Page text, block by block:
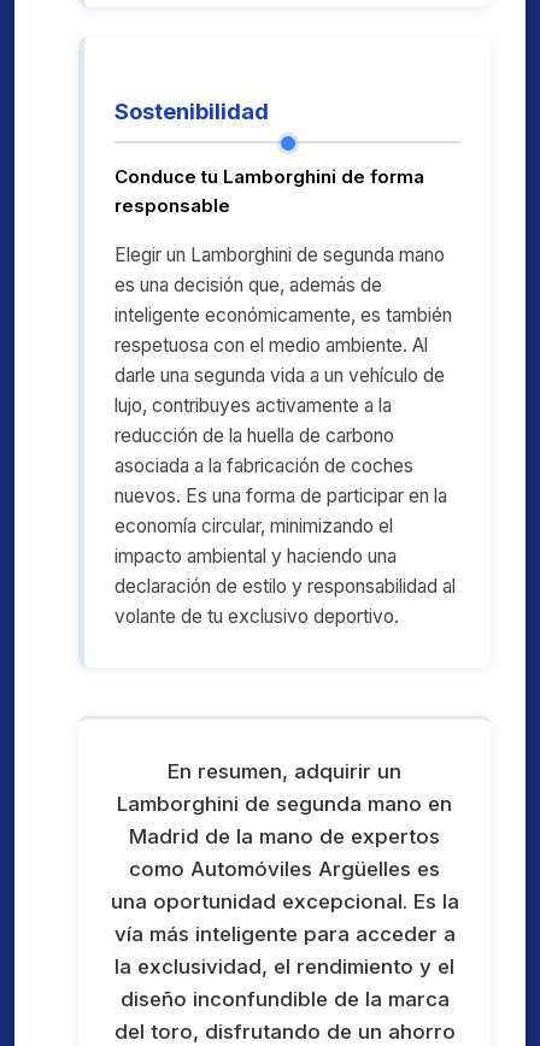
Sostenibilidad
Conduce tu Lamborghini de forma
responsable
Elegir un Lamborghini de segunda mano
es una decisión que, además de
inteligente económicamente, es también
respetuosa con el medio ambiente. Al
darle una segunda vida a un vehículo de
lujo, contribuyes activamente a la
reducción de la huella de carbono
asociada a la fabricación de coches
nuevos. Es una forma de participar en la
economía circular, minimizando el
impacto ambiental y haciendo una
declaración de estilo y responsabilidad al
volante de tu exclusivo deportivo.
En resumen, adquirir un
Lamborghini de segunda mano en
Madrid de la mano de expertos
como Automóviles Argüelles es
una oportunidad excepcional. Es la
vía más inteligente para acceder a
la exclusividad, el rendimiento y el
diseño inconfundible de la marca
del toro, disfrutando de un ahorro